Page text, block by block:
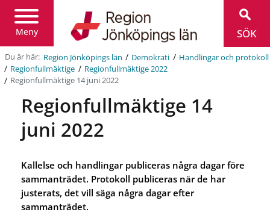
Meny
Jönköpings
län
SÖK
Du är här: Region Jönköpings län / Demokrati / Handlingar och protokoll
/ Regionfullmäktige / Regionfullmäktige 2022
/ Regionfullmäktige 14 juni 2022
Regionfullmäktige 14
juni 2022
Kallelse och handlingar publiceras några dagar före
sammanträdet. Protokoll publiceras när de har
justerats, det vill säga några dagar efter
sammanträdet.